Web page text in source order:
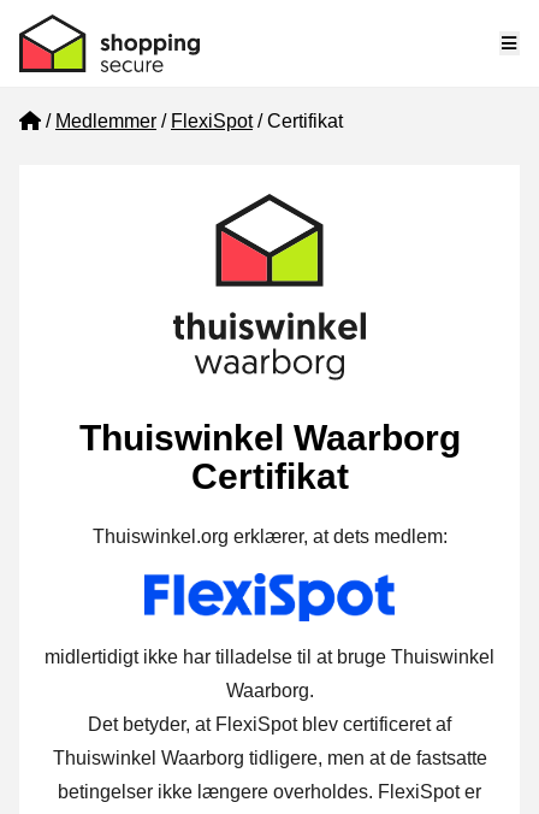
Home
Medlemmer FlexiSpot Certifikat
Thuiswinkel Waarborg
Certifikat
Thuiswinkel.org erklærer, at dets medlem:
midlertidigt ikke har tilladelse til at bruge Thuiswinkel
Waarborg.
Det betyder, at FlexiSpot blev certificeret af
Thuiswinkel Waarborg tidligere, men at de fastsatte
betingelser ikke længere overholdes. FlexiSpot er